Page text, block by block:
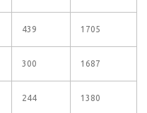
439 1705
300 1687
244 1380